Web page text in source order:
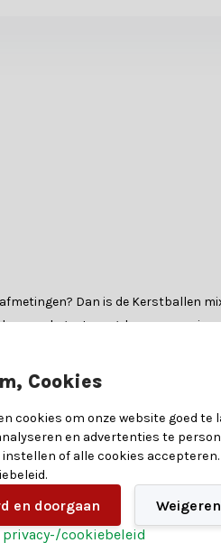
Dan is de Kerstballen
en elegante pegels, waarmee
wat zorgt voor een luxueuze
8720725158726
Plastic
Cookies
cookies om onze website goed
en advertenties te
of alle cookies
en doorgaan
Weigeren
cookiebeleid